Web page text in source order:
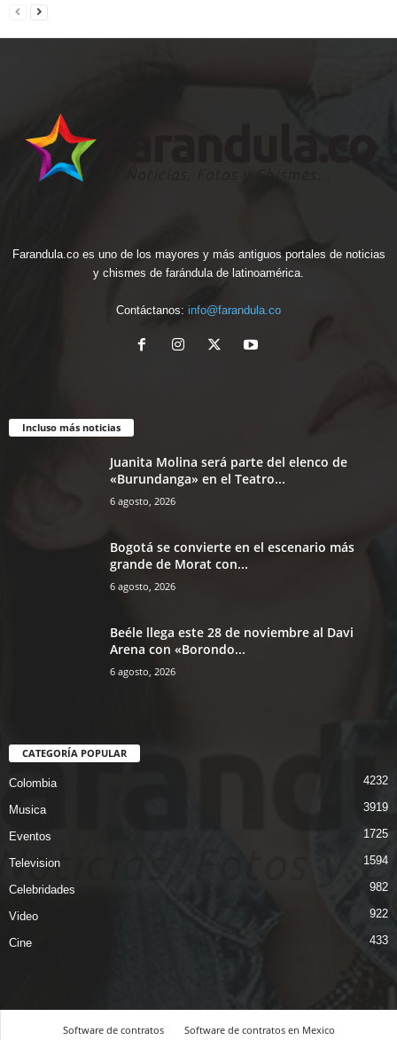
Farandula.co es uno de los mayores y más antiguos portales de noticias
y chismes de farándula de latinoamérica.
Contáctanos: info@farandula.co
Incluso más noticias
Juanita Molina será parte del elenco de
«Burundanga» en el Teatro...
6 agosto, 2026
Bogotá se convierte en el escenario más
grande de Morat con...
6 agosto, 2026
Beéle llega este 28 de noviembre al Davi
Arena con «Borondo...
6 agosto, 2026
CATEGORÍA POPULAR
Colombia 4232
Musica 3919
Eventos 1725
Television 1594
Celebridades 982
Video 922
Cine 433
Software de contratos Software de contratos en Mexico